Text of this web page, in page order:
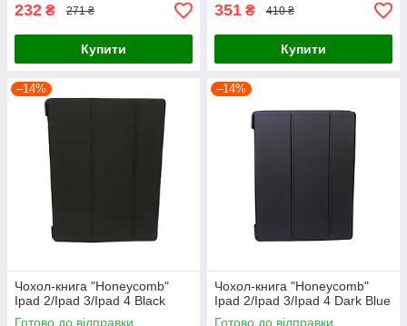
232 ₴ 271 ₴
Купити
351 ₴ 410 ₴
Купити
–14%
Чохол-книга "Honeycomb"
Ipad 2/Ipad 3/Ipad 4 Black
Готово до відправки
–14%
Чохол-книга "Honeycomb"
Ipad 2/Ipad 3/Ipad 4 Dark Blue
Готово до відправки